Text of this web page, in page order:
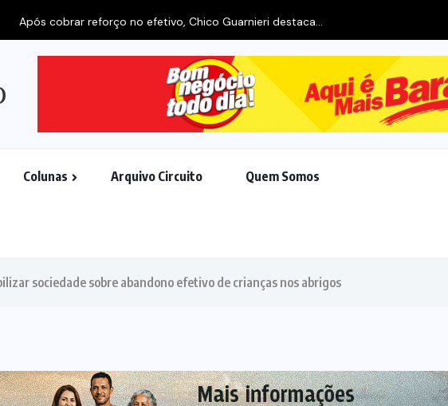
Após cobrar reforço no efetivo, Chico Guarnieri destaca...
Colunas Arquivo Circuito Quem Somos
sociedade sobre abandono efetivo de crianças nos abrigos